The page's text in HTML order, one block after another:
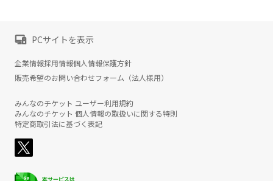
PCサイトを表示
企業情報採用情報個人情報保護方針
販売希望のお問い合わせフォーム（法人様用）
みんなのチケット ユーザー利用規約
みんなのチケット 個人情報の取扱いに関する特則
特定商取引法に基づく表記